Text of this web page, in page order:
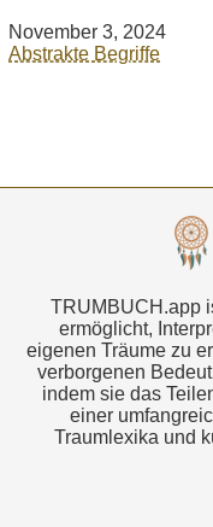
November 3, 2024
Abstrakte Begriffe
TRUMBUCH.app
ermöglicht,
eigenen Träume zu
verborgenen
indem sie das
einer
Traumlexika und